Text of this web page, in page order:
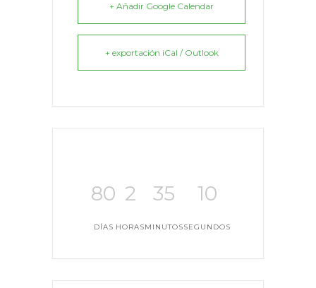
+ Añadir Google Calendar
+ exportación iCal / Outlook
80
DÍAS
2
HORAS
35
MINUTOS
10
SEGUNDOS